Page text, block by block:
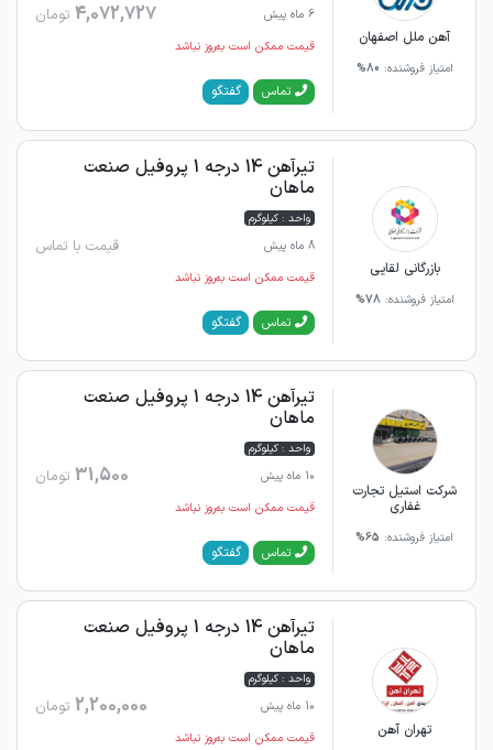
آهن ملل اصفهان
امتیاز فروشنده: 80%
6 ماه پیش
4,072,727 تومان
قیمت ممکن است به‌روز نباشد
تماس گفتگو
بازرگانی لقایی
امتیاز فروشنده: 78%
تیرآهن 14 درجه 1 پروفیل صنعت
ماهان
واحد : کیلوگرم
8 ماه پیش
قیمت با تماس
قیمت ممکن است به‌روز نباشد
تماس گفتگو
شرکت استیل تجارت
غفاری
امتیاز فروشنده: 65%
تیرآهن 14 درجه 1 پروفیل صنعت
ماهان
واحد : کیلوگرم
10 ماه پیش
31,500 تومان
قیمت ممکن است به‌روز نباشد
تماس گفتگو
تهران آهن
تیرآهن 14 درجه 1 پروفیل صنعت
ماهان
واحد : کیلوگرم
10 ماه پیش
2,200,000 تومان
قیمت ممکن است به‌روز نباشد